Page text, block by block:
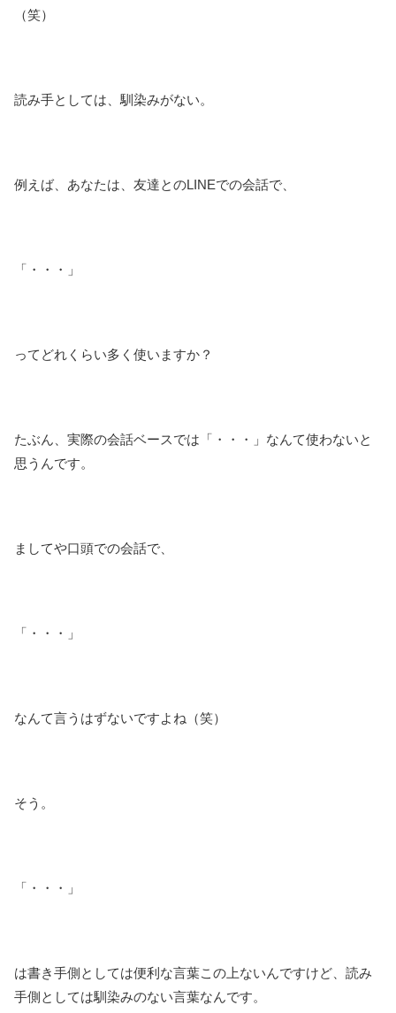
（笑）
読み手としては、馴染みがない。
例えば、あなたは、友達とのLINEでの会話で、
「・・・」
ってどれくらい多く使いますか？
たぶん、実際の会話ベースでは「・・・」なんて使わないと
思うんです。
ましてや口頭での会話で、
「・・・」
なんて言うはずないですよね（笑）
そう。
「・・・」
は書き手側としては便利な言葉この上ないんですけど、読み
手側としては馴染みのない言葉なんです。